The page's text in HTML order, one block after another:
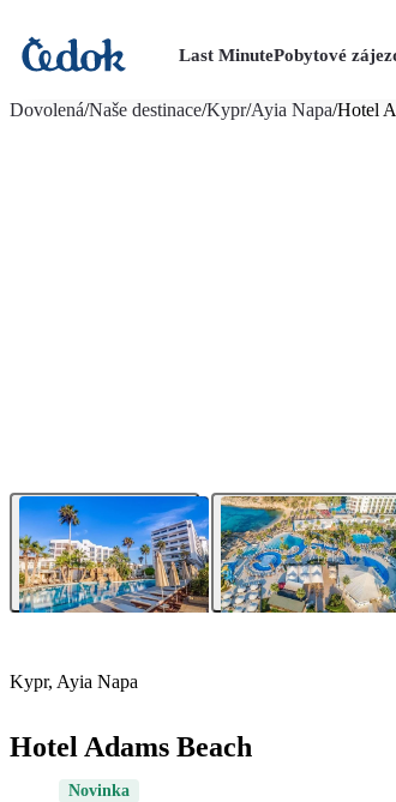
Last MinutePobytové
Dovolená/Naše destinace/Kypr/Ayia Napa/Hotel
Kypr, Ayia Napa
Hotel Adams Beach
Novinka